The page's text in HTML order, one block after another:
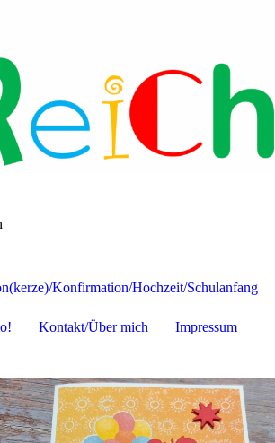
Konfirmation/Hochzeit/Schulanfang
Kontakt/Über mich Impressum